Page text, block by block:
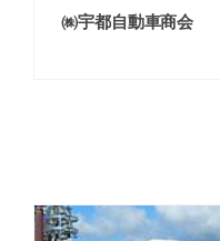
㈱宇都自動車商会